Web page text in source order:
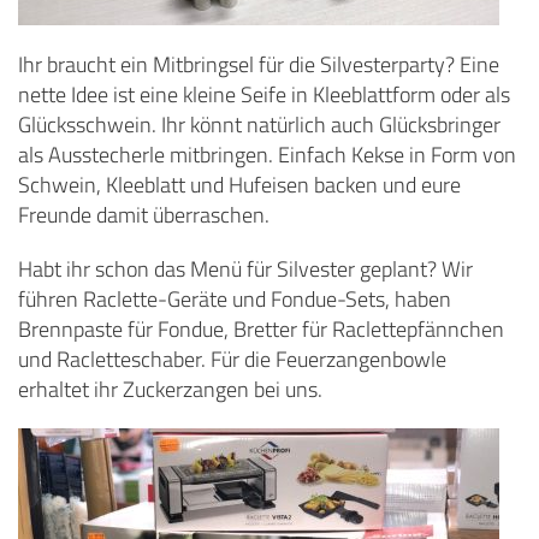
Ihr braucht ein Mitbringsel für die Silvesterparty? Eine
nette Idee ist eine kleine Seife in Kleeblattform oder als
Glücksschwein. Ihr könnt natürlich auch Glücksbringer
als Ausstecherle mitbringen. Einfach Kekse in Form von
Schwein, Kleeblatt und Hufeisen backen und eure
Freunde damit überraschen.
Habt ihr schon das Menü für Silvester geplant? Wir
führen Raclette-Geräte und Fondue-Sets, haben
Brennpaste für Fondue, Bretter für Raclettepfännchen
und Racletteschaber. Für die Feuerzangenbowle
erhaltet ihr Zuckerzangen bei uns.